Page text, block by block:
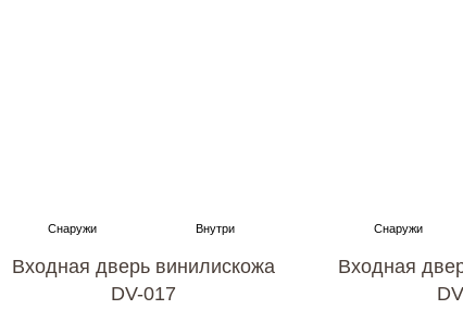
Входная дверь винилискожа
DV-017
Входная